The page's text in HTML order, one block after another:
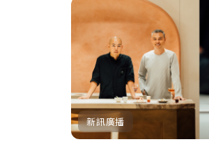
1筆搜尋結果
新訊廣播